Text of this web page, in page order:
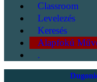
Classroom
Levelezés
Keresés
Alapfokú
.